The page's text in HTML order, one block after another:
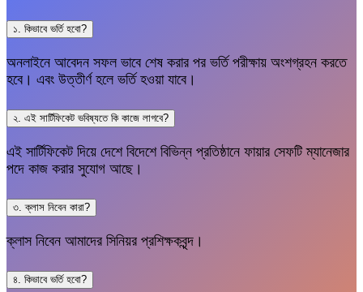
১. কিভাবে ভর্তি হবো?
অনলাইনে আবেদন সফল ভাবে শেষ করার পর ভর্তি পরীক্ষায় অংশগ্রহন করতে
হবে। এবং উত্তীর্ণ হলে ভর্তি হওয়া যাবে।
২. এই সার্টিফিকেট ভবিষ্যতে কি কাজে লাগবে?
এই সার্টিফিকেট দিয়ে দেশে বিদেশে বিভিন্ন প্রতিষ্ঠানে ফায়ার সেফটি ম্যানেজার
পদে কাজ করার সুযোগ আছে।
৩. ক্লাস নিবেন কারা?
ক্লাস নিবেন আমাদের সিনিয়র প্রশিক্ষকবৃন্দ।
৪. কিভাবে ভর্তি হবো?